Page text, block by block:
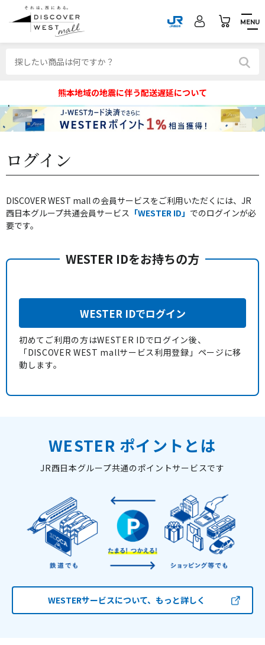
MENU
熊本地域の地震に伴う配送遅延について
ログイン
DISCOVER WEST mall の会員サービスをご利用いただくには、JR
西日本グループ共通会員サービス 「WESTER ID」 でのログインが必
要です。
WESTER IDをお持ちの方
WESTER IDでログイン
初めてご利用の方はWESTER IDでログイン後、
「DISCOVER WEST mallサービス利用登録」ページに移
動します。
WESTER ポイントとは
JR西日本グループ共通のポイントサービスです
WESTERサービスについて、もっと詳しく